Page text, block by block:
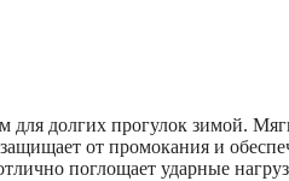
долгих прогулок зимой.
от промокания и
поглощает ударные